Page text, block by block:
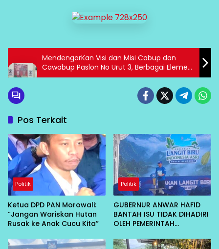
MendengarKan Visi dan Misi Cabup dan
Cawabup Paslon No Urut 3, Berbagai Elemen
Masyarakat Beri Dukungan
Pos Terkait
Politik
Ketua DPD PAN Morowali:
“Jangan Wariskan Hutan
Rusak ke Anak Cucu Kita”
Politik
GUBERNUR ANWAR HAFID
BANTAH ISU TIDAK DIHADIRI
OLEH PEMERINTAH
RAPAT INTERNAL